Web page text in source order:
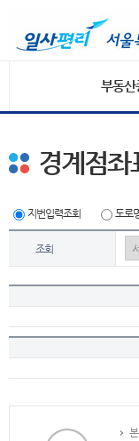
부동산
경계점좌
지번입력조회 도로
조회